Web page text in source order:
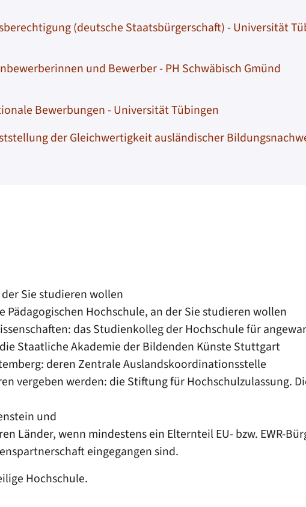
(deutsche Staatsbürgerschaft) - Universität
und Bewerber - PH Schwäbisch Gmünd
Bewerbungen - Universität Tübingen
der Gleichwertigkeit ausländischer
Sie studieren wollen
Hochschule, an der Sie studieren wollen
das Studienkolleg der Hochschule für
Staatliche Akademie der Bildenden Künste Stuttgart
deren Zentrale Auslandskoordinationsstelle
vergeben werden: die Stiftung für Hochschulzulassung.
und
Länder, wenn mindestens ein Elternteil EU- bzw. EWR-
eingegangen sind.
Hochschule.